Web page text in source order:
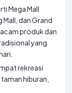
Mega Mall
dan Grand
produk dan
yang
rekreasi
hiburan,